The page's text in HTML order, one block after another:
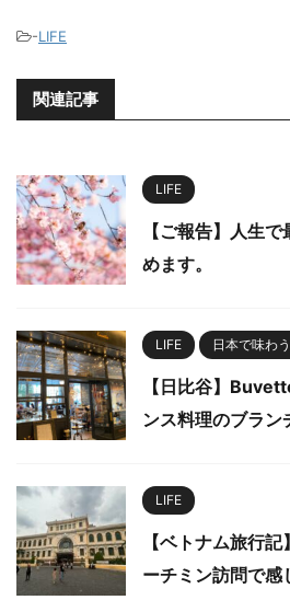
-LIFE
関連記事
LIFE
【ご報告】人生
めます。
LIFE 日本で味わ
【日比谷】
ンス料理のブラン
LIFE
【ベトナム旅行
ーチミン訪問で感